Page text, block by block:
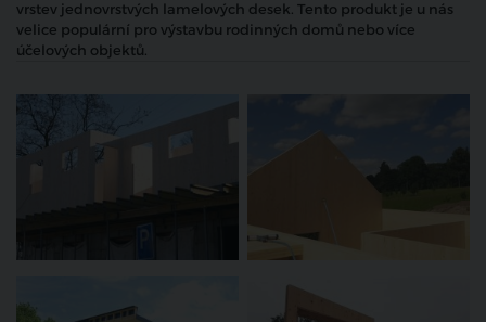
vrstev jednovrstvých lamelových desek. Tento produkt je u nás
velice populární pro výstavbu rodinných domů nebo více
účelových objektů.